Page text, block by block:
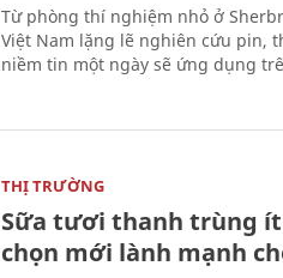
Từ phòng thí nghiệm nhỏ ở
Việt Nam lặng lẽ nghiên cứu pin,
niềm tin một ngày sẽ ứng dụng
THỊ TRƯỜNG
Sữa tươi thanh trùng
chọn mới lành mạnh